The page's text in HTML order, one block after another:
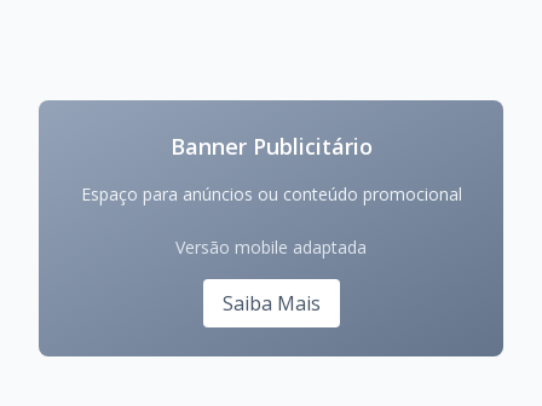
Banner Publicitário
Espaço para anúncios ou conteúdo promocional
Versão mobile adaptada
Saiba Mais